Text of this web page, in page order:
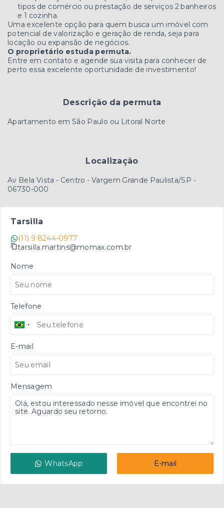
tipos de comércio ou prestação de serviços 2 banheiros
e 1 cozinha.
Uma excelente opção para quem busca um imóvel com
potencial de valorização e geração de renda, seja para
locação ou expansão de negócios.
O proprietário estuda permuta.
Entre em contato e agende sua visita para conhecer de
perto essa excelente oportunidade de investimento!
Descrição da permuta
Apartamento em São Paulo ou Litoral Norte
Localização
Av Bela Vista - Centro - Vargem Grande Paulista/SP -
06730-000
Tarsilla
(11) 9 8244-0977
tarsilla.martins@momax.com.br
Nome
Telefone
E-mail
Mensagem
WhatsApp E-mail